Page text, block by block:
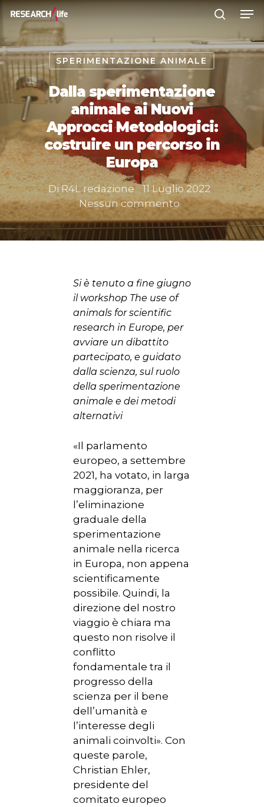
Premere INVIO per cercare o ESC
per chiudere
SPERIMENTAZIONE ANIMALE
Dalla sperimentazione
animale ai Nuovi
Approcci Metodologici:
costruire un percorso in
Europa
DiR4L redazione
11 Luglio 2022
Nessun commento
Si è tenuto a fine giugno
il workshop The use of
animals for scientific
research in Europe, per
avviare un dibattito
partecipato, e guidato
dalla scienza, sul ruolo
della sperimentazione
animale e dei metodi
alternativi
«Il parlamento
europeo, a settembre
2021, ha votato, in larga
maggioranza, per
l’eliminazione
graduale della
sperimentazione
animale nella ricerca
in Europa, non appena
scientificamente
possibile. Quindi, la
direzione del nostro
viaggio è chiara ma
questo non risolve il
conflitto
fondamentale tra il
progresso della
scienza per il bene
dell’umanità e
l’interesse degli
animali coinvolti». Con
queste parole,
Christian Ehler,
presidente del
comitato europeo